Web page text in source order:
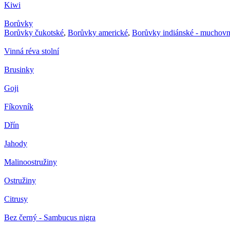
Kiwi
Borůvky
Borůvky čukotské, Borůvky americké, Borůvky indiánské -
Vinná réva stolní
Brusinky
Goji
Fíkovník
Dřín
Jahody
Malinoostružiny
Ostružiny
Citrusy
Bez černý - Sambucus nigra